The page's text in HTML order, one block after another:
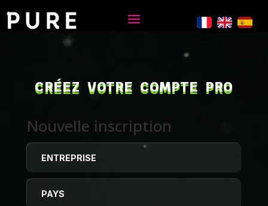
CRÉEZ VOTRE COMPTE PRO
Nouvelle inscription